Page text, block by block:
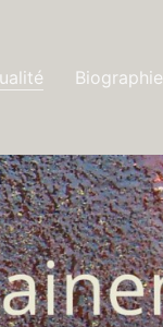
Biographie